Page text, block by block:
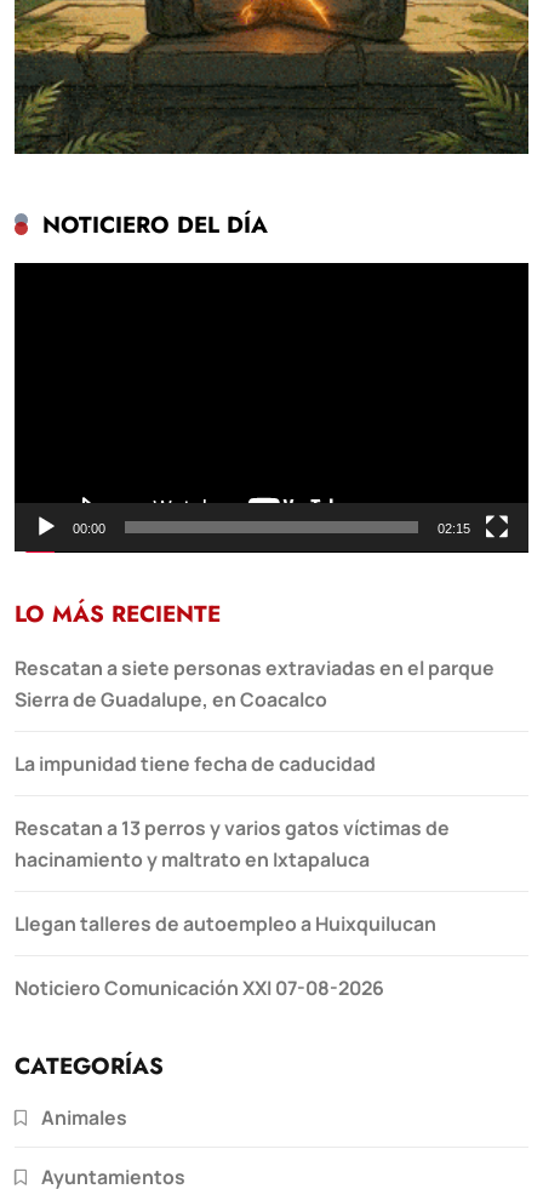
NOTICIERO DEL DÍA
00:00 02:15
LO MÁS RECIENTE
Rescatan a siete personas extraviadas en el parque
Sierra de Guadalupe, en Coacalco
La impunidad tiene fecha de caducidad
Rescatan a 13 perros y varios gatos víctimas de
hacinamiento y maltrato en Ixtapaluca
Llegan talleres de autoempleo a Huixquilucan
Noticiero Comunicación XXI 07-08-2026
CATEGORÍAS
Animales
Ayuntamientos